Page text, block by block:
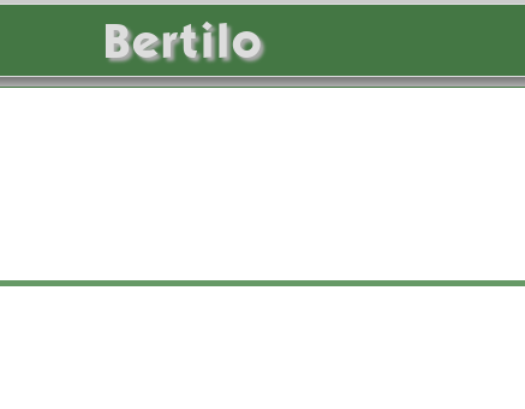
Bertilo